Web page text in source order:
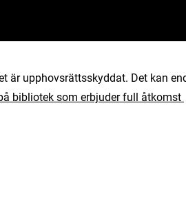
är upphovsrättsskyddat. Det kan
bibliotek som erbjuder full åtkomst